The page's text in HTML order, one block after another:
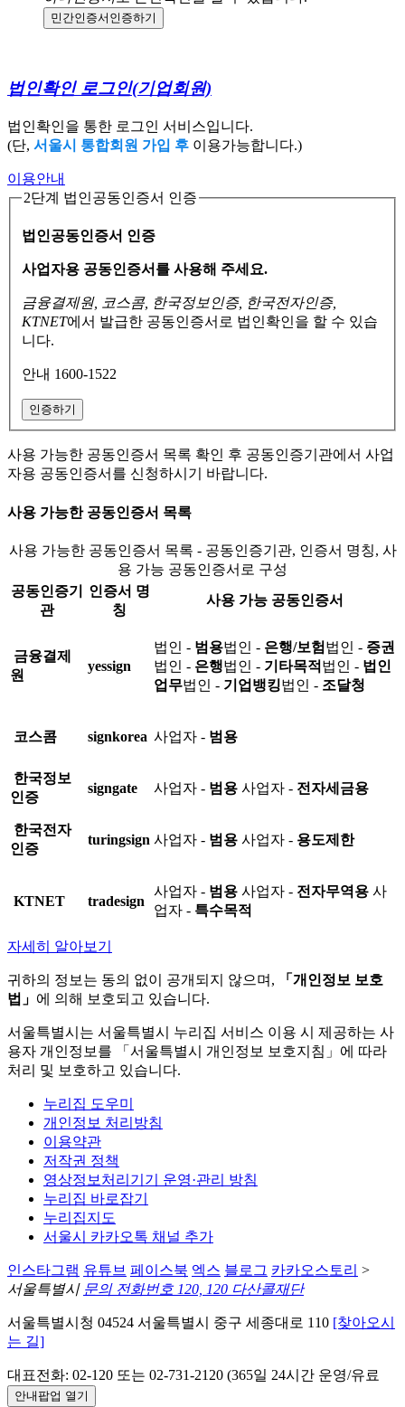
민간인증서 인증하기
법인확인 로그인(기업회원)
법인확인을 통한 로그인 서비스입니다.
(단, 서울시 통합회원 가입 후 이용가능합니다.)
이용안내
2단계 법인공동인증서 인증
법인공동인증서 인증
사업자용 공동인증서를 사용해 주세요.
금융결제원, 코스콤, 한국정보인증, 한국전자인증,
KTNET에서 발급한 공동인증서로 법인확인을 할 수 있습
니다.
안내 1600-1522
인증하기
사용 가능한 공동인증서 목록 확인 후 공동인증기관에서 사업
자용 공동인증서를 신청하시기 바랍니다.
사용 가능한 공동인증서 목록
사용 가능한 공동인증서 목록 - 공동인증기관, 인증서 명칭, 사
용 가능 공동인증서로 구성
공동인증기
관
인증서 명
칭
사용 가능 공동인증서
금융결제
원
yessign
법인 - 범용법인 - 은행/보험 법인 - 증권
법인 - 은행법인 - 기타목적 법인 - 법인
업무법인 - 기업뱅킹법인 - 조달청
코스콤 signkorea 사업자 - 범용
한국정보
인증
signgate 사업자 - 범용 사업자 - 전자세금용
한국전자
인증
turingsign 사업자 - 범용 사업자 - 용도제한
KTNET tradesign
사업자 - 범용 사업자 - 전자무역용 사
업자 - 특수목적
자세히 알아보기
귀하의 정보는 동의 없이 공개되지 않으며,
「개인정보 보호
법」 에 의해 보호되고 있습니다.
서울특별시는 서울특별시 누리집 서비스 이용 시 제공하는 사
용자 개인정보를 「서울특별시 개인정보 보호지침」에 따라
처리 및 보호하고 있습니다.
누리집 도우미
개인정보 처리방침
이용약관
저작권 정책
영상정보처리기기 운영·관리 방침
누리집 바로잡기
누리집지도
서울시 카카오톡 채널 추가
인스타그램 유튜브 페이스북 엑스 블로그 카카오스토리 >
서울특별시 문의 전화번호 120, 120 다산콜재단
서울특별시청 04524 서울특별시 중구 세종대로 110 [찾아오시
는 길]
대표전화: 02-120 또는 02-731-2120 (365일 24시간 운영/유료
안내팝업 열기